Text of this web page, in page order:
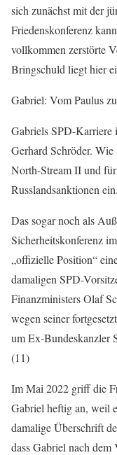
sich zunächst mit der
Friedenskonferenz
vollkommen zerstörte
Bringschuld liegt hier
Gabriel: Vom Paulus
Gabriels SPD-Karriere
Gerhard Schröder.
North-Stream II und
Russlandsanktionen ein.
Das sogar noch als
Sicherheitskonferenz
„offizielle Position“
damaligen SPD-
Finanzministers Olaf
wegen seiner
um Ex-Bundeskanzler
(11)
Im Mai 2022 griff die
Gabriel heftig an, weil
damalige Überschrift
dass Gabriel nach